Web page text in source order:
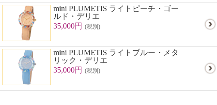
mini PLUMETIS ライトピーチ・ゴー
ルド・デリエ
35,000円 (税別)
mini PLUMETIS ライトブルー・メタ
リック・デリエ
35,000円 (税別)